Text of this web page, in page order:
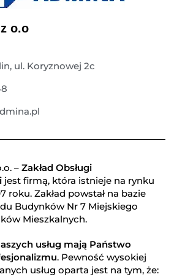
o.o
ul. Koryznowej 2c
–Zakład Obsługi
jest firmą, która istnieje na rynku
roku. Zakład powstał na bazie
Budynków Nr 7 Miejskiego
Mieszkalnych.
usług mają Państwo
. Pewność wysokiej
usług oparta jest na tym, że: